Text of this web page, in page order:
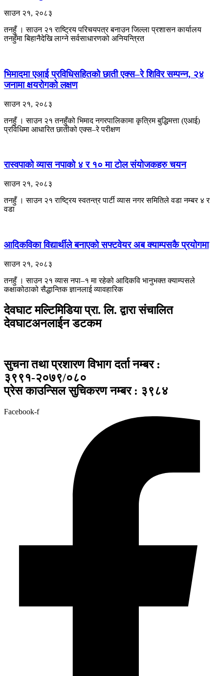
साउन २१, २०८३
तनहुँ । साउन २१ राष्ट्रिय परिचयपत्र बनाउन जिल्ला प्रशासन कार्यालय
तनहुँमा बिहानैदेखि लाग्ने सर्वसाधारणको अनियन्त्रित
भिमादमा एआई प्रविधिसहितको छाती एक्स–रे शिविर सम्पन्न, २४
जनामा क्षयरोगको लक्षण
साउन २१, २०८३
तनहुँ । साउन २१ तनहुँको भिमाद नगरपालिकामा कृत्रिम बुद्धिमत्ता (एआई)
प्रविधिमा आधारित छातीको एक्स–रे परीक्षण
रास्वपाको व्यास नपाको ४ र १० मा टोल संयोजकहरु चयन
साउन २१, २०८३
तनहुँ । साउन २१ राष्ट्रिय स्वतन्त्र पार्टी व्यास नगर समितिले वडा नम्बर ४ र
वडा
आदिकविका विद्यार्थीले बनाएको सफ्टवेयर अब क्याम्पसकै प्रयोगमा
साउन २१, २०८३
तनहुँ । साउन २१ ​व्यास नपा–१ मा रहेको आदिकवि भानुभक्त क्याम्पसले
कक्षाकोठाको सैद्धान्तिक ज्ञानलाई व्यावहारिक
देवघाट मल्टिमिडिया प्रा. लि. द्वारा संचालित
देवघाटअनलाईन डटकम
सुचना तथा प्रशारण विभाग दर्ता नम्बर :
३९९१-२०७९/०८०
प्रेस काउन्सिल सुचिकरण नम्बर : ३९८४
Facebook-f